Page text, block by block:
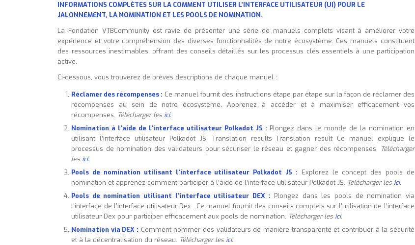
INFORMATIONS COMPLÈTES SUR LA COMMENT UTILISER L’INTERFACE UTILISATEUR (UI) POUR LE
JALONNEMENT, LA NOMINATION ET LES POOLS DE NOMINATION.
La Fondation VTBCommunity est ravie de présenter une série de manuels complets visant à améliorer votre
expérience et votre compréhension des diverses fonctionnalités de notre écosystème. Ces manuels constituent
des ressources inestimables, offrant des conseils détaillés sur les processus clés essentiels à une participation
active.
Ci-dessous, vous trouverez de brèves descriptions de chaque manuel :
Réclamer des récompenses : Ce manuel fournit des instructions étape par étape sur la façon de réclamer des
récompenses au sein de notre écosystème. Apprenez à accéder et à maximiser efficacement vos
récompenses. Télécharger les ici.
Nomination à l’aide de l’interface utilisateur Polkadot JS : Plongez dans le monde de la nomination en
utilisant l’interface utilisateur Polkadot JS. Translation results Translation result Ce manuel explique le
processus de nomination des validateurs pour sécuriser le réseau et gagner des récompenses. Télécharger
les ici.
Pools de nomination utilisant l’interface utilisateur Polkadot JS : Explorez le concept des pools de
nomination et apprenez comment participer à l’aide de l’interface utilisateur Polkadot JS. Télécharger les ici.
Pools de nomination utilisant l’interface utilisateur DEX : Plongez dans les pools de nomination via
l’interface de l’interface utilisateur Dex.. Ce manuel fournit des conseils complets sur l’utilisation de l’interface
utilisateur Dex pour participer efficacement aux pools de nomination. Télécharger les ici.
Nomination via DEX : Comment nommer des validateurs de manière transparente et contribuer à la sécurité
et à la décentralisation du réseau. Télécharger les ici.